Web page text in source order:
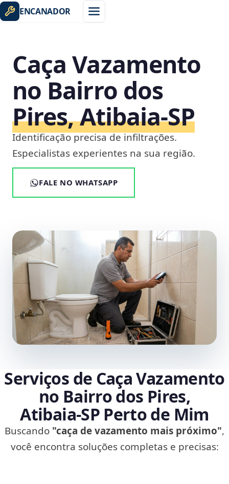
ENCANADOR
Caça Vazamento
no Bairro dos
Pires, Atibaia‑SP
Identificação precisa de infiltrações.
Especialistas experientes na sua região.
FALE NO WHATSAPP
Serviços de Caça Vazamento
no Bairro dos Pires,
Atibaia‑SP Perto de Mim
Buscando "caça de vazamento mais próximo",
você encontra soluções completas e precisas: